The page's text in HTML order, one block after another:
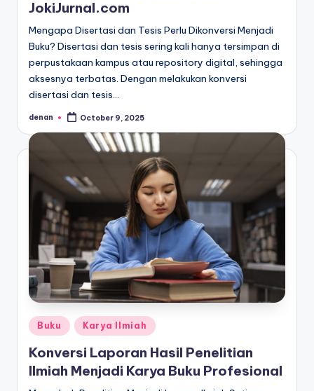
JokiJurnal.com
Mengapa Disertasi dan Tesis Perlu Dikonversi Menjadi
Buku? Disertasi dan tesis sering kali hanya tersimpan di
perpustakaan kampus atau repository digital, sehingga
aksesnya terbatas. Dengan melakukan konversi
disertasi dan tesis…
Posted
denan October 9, 2025
Posted
in
Buku Karya Ilmiah
Konversi Laporan Hasil Penelitian
Ilmiah Menjadi Karya Buku Profesional